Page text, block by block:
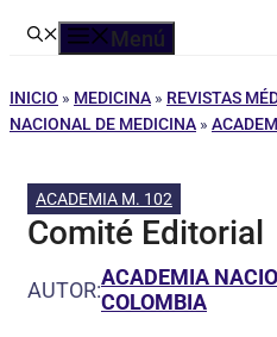
Menú
INICIO » MEDICINA » REVISTAS
NACIONAL DE MEDICINA »
ACADEMIA M. 102
Comité Editorial
AUTOR:ACADEMIA
COLOMBIA